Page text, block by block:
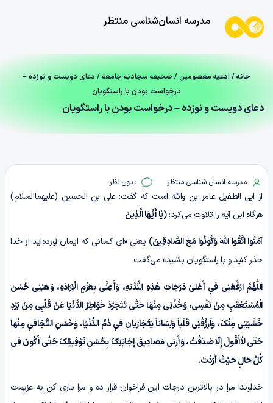
مدرسه انسان‌شناسی منتظر
خانه/ ادعیه معصومین/ صحیفه سجادیه جامعه/ دعای دویست‌ و نوزده –
درخواست بودن با راستگویان
دعای دویست‌ و نوزده – درخواست بودن با راستگویان
مدرسه انسان شناسی منتظر بدون نظر
از ابی الطفیل عامر بن وائله است که گفت: علی بن الحسین (علیهماالسلام)
هرگاه این آیه را تلاوت می‌کرد:﴿یٰا أَیُّهَا الَّذِینَ
آمَنُوا اتَّقُوا اللّٰهَ وَکُونُوا مَعَ الصَّادِقِینَ﴾ یعنی «ای کسانی که ایمان آورده‌اید از خدا
حذر کنید و با راستگویان باشید» می‌گفت:
اَللّٰهُمَّ ارْفَعْنِی فیٖ أَعْلیٰ دَرَجَاتِ هٰذِہِ النُّدْبَهِ، وَأَعِنِّی بِعَزْمِ الْاِرَادَهِ، وَهَبْنِی حُسْنَ
الْمُسْتَعْقَبِ مِنْ نَفْسِی، وَخُذْنِی مِنْهَا حَتّٰى تَتَجَرَّدَ خَوَاطِرُ الدُّنْیَا عَنْ قَلْبِی مِنْ بَرْدِ
خَشْیَتِی مِنْکَ، وَاْرزُقْنِی قَلْباً وَلِسَاناً یَتَجَارَیٰانِ فیٖ ذَمِّ الدُّنْیَا، وَحُسْنِ التَّجَافیٖ مِنْهٰا
حَتّٰى لاٰأَقُولَ إِلّٰا صَدَقْتُ، وَأَرِنیٖ مَصٰادِیقَ إِجَابَتِکَ بِحُسْنِ تَوْفِیقِکَ حَتّٰى أَکُونَ فیٖ
کُلِّ حَالٍ حَیْثُ أَرَدْتَ.
خداوندا مرا در بالاترین درجات این فراخوان قرار ده و مرا یاری کن به عزیمت